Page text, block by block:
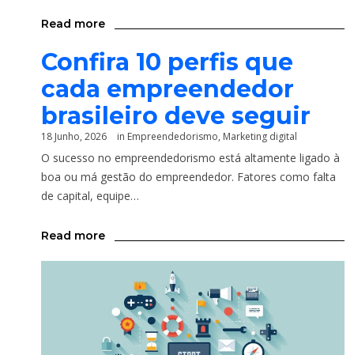
Read more
Confira 10 perfis que
cada empreendedor
brasileiro deve seguir
18 Junho, 2026 in Empreendedorismo, Marketing digital
O sucesso no empreendedorismo está altamente ligado à
boa ou má gestão do empreendedor. Fatores como falta
de capital, equipe…
Read more